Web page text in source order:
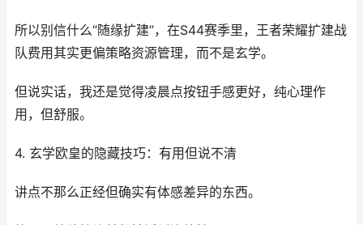
所以别信什么“随缘扩建”，在S44赛季里，王者荣耀扩建战
队费用其实更偏策略资源管理，而不是玄学。
但说实话，我还是觉得凌晨点按钮手感更好，纯心理作
用，但舒服。
4. 玄学欧皇的隐藏技巧：有用但说不清
讲点不那么正经但确实有体感差异的东西。